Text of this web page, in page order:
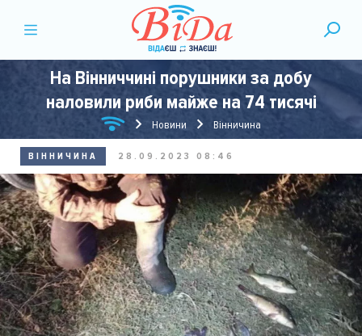
На Вінниччині порушники за добу
наловили риби майже на 74 тисячі
Новини Вінничина
ВІННИЧИНА 28.09.2023 08:46